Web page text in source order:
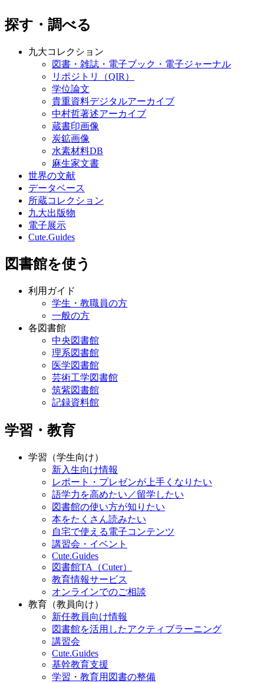
探す・調べる
九大コレクション
図書・雑誌・電子ブック・電子ジャーナル
リポジトリ（QIR）
学位論文
貴重資料デジタルアーカイブ
中村哲著述アーカイブ
蔵書印画像
炭鉱画像
水素材料DB
麻生家文書
世界の文献
データベース
所蔵コレクション
九大出版物
電子展示
Cute.Guides
図書館を使う
利用ガイド
学生・教職員の方
一般の方
各図書館
中央図書館
理系図書館
医学図書館
芸術工学図書館
筑紫図書館
記録資料館
学習・教育
学習（学生向け）
新入生向け情報
レポート・プレゼンが上手くなりたい
語学力を高めたい／留学したい
図書館の使い方が知りたい
本をたくさん読みたい
自宅で使える電子コンテンツ
講習会・イベント
Cute.Guides
図書館TA（Cuter）
教育情報サービス
オンラインでのご相談
教育（教員向け）
新任教員向け情報
図書館を活用したアクティブラーニング
講習会
Cute.Guides
基幹教育支援
学習・教育用図書の整備